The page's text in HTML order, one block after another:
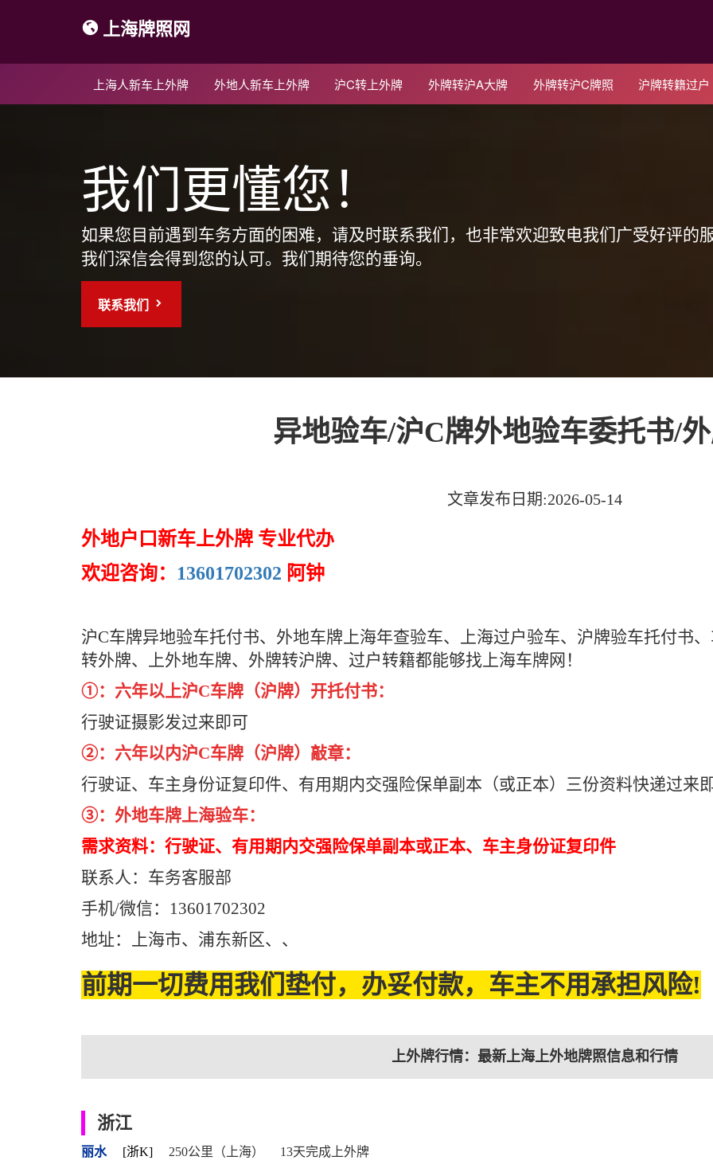
上海牌照网
上海人新车上外牌 外地人新车上外牌 沪C转上外牌 外牌转沪A大牌 外牌转沪C牌照 沪牌转籍过户
我们更懂您！
如果您目前遇到车务方面的困难，请及时联系我们，也非常欢迎致电我们广受好评的
我们深信会得到您的认可。我们期待您的垂询。
联系我们
异地验车/沪C牌外地验车委托书/
文章发布日期:2026-05-14
外地户口新车上外牌 专业代办
欢迎咨询： 13601702302 阿钟
沪C车牌异地验车托付书、外地车牌上海年查验车、上海过户验车、沪牌验车托付书
转外牌、上外地车牌、外牌转沪牌、过户转籍都能够找上海车牌网！
①：六年以上沪C车牌（沪牌）开托付书：
行驶证摄影发过来即可
②：六年以内沪C车牌（沪牌）敲章：
行驶证、车主身份证复印件、有用期内交强险保单副本（或正本）三份资料快递过来
③：外地车牌上海验车：
需求资料：行驶证、有用期内交强险保单副本或正本、车主身份证复印件
联系人：车务客服部
手机/微信：13601702302
地址：上海市、浦东新区、、
前期一切费用我们垫付，办妥付款，车主不用承担风险!
上外牌行情：最新上海上外地牌照信息和行情
浙江
丽水 [浙K] 250公里（上海） 13天完成上外牌